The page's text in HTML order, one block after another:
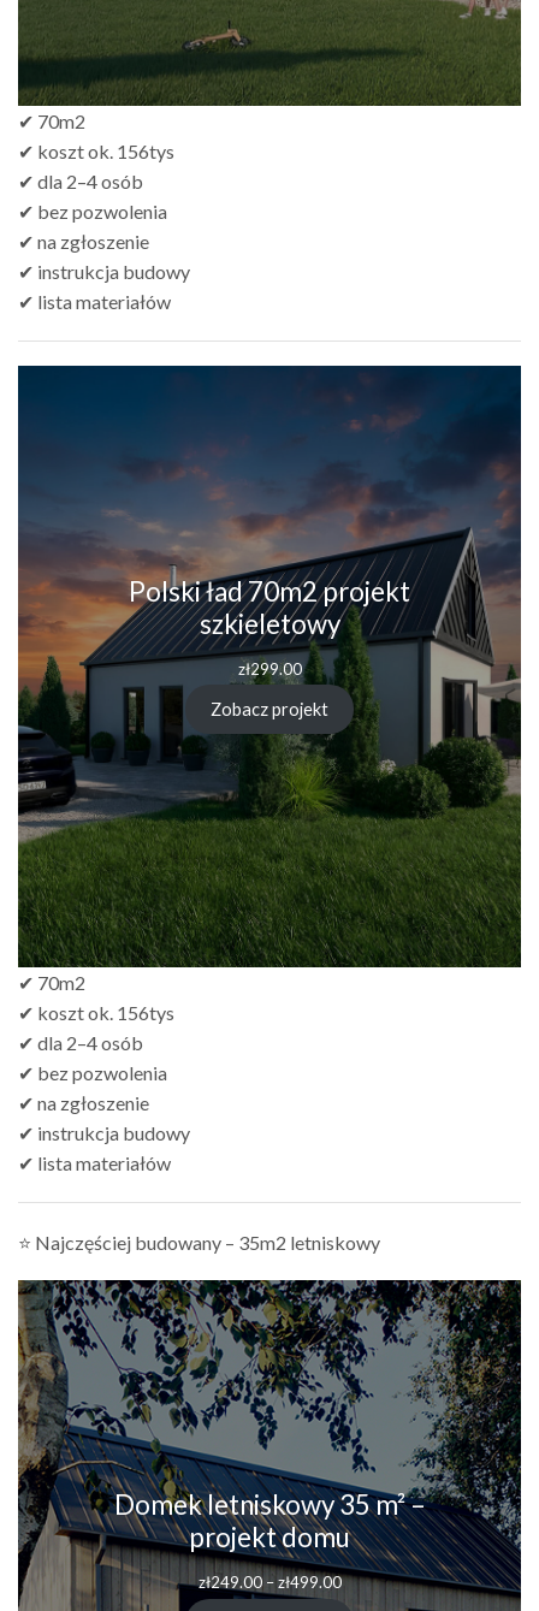
✔ 70m2
✔ koszt ok. 156tys
✔ dla 2–4 osób
✔ bez pozwolenia
✔ na zgłoszenie
✔ instrukcja budowy
✔ lista materiałów
Polski ład 70m2 projekt
szkieletowy
zł299.00
Zobacz projekt
✔ 70m2
✔ koszt ok. 156tys
✔ dla 2–4 osób
✔ bez pozwolenia
✔ na zgłoszenie
✔ instrukcja budowy
✔ lista materiałów
⭐ Najczęściej budowany – 35m2 letniskowy
Domek letniskowy 35 m² –
projekt domu
zł249.00 – zł499.00